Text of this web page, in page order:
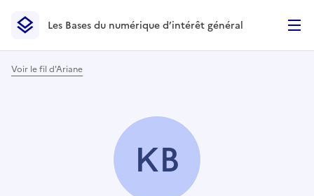
Les Bases du numérique d’intérêt général- Retour à la
Les Bases du numérique d’intérêt général
Voir le fil d'Ariane
KB